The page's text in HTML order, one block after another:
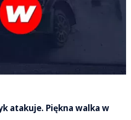
atakuje. Piękna walka w